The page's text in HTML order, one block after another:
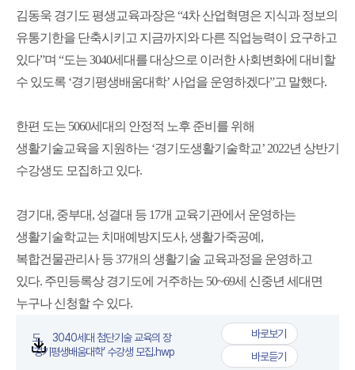
김동욱 경기도 평생교육과장은 “4차 산업혁명은 지식과 정보의
유통기한을 단축시키고 지금까지와 다른 직업능력이 요구하고
있다”며 “도는 3040세대를 대상으로 이러한 사회변화에 대비할
수 있도록 ‘경기평생배움대학’ 사업을 운영하겠다”고 말했다.
한편 도는 5060세대의 안정적 노후 준비를 위해
생활기술교육을 지원하는 ‘경기도생활기술학교’ 2022년 상반기
수강생도 모집하고 있다.
경기대, 중부대, 성결대 등 17개 교육기관에서 운영하는
생활기술학교는 치매예방지도사, 생활가죽공예,
복합건물관리사 등 37개의 생활기술 교육과정을 운영하고
있다. 주민등록상 경기도에 거주하는 50~69세 신중년 세대면
누구나 신청할 수 있다.
첨부파일
도， 3040세대 첨단기술 교육의 장
‘경기평생배움대학’ 수강생 모집.hwp
바로보기
도， 3040세대 첨단기
바로듣기
도， 3040세대 첨단기